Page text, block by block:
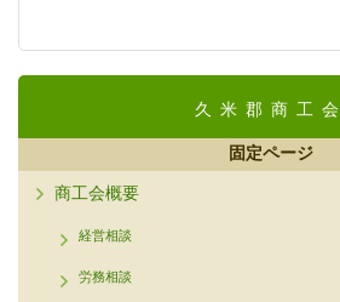
久米郡商工会
固定ページ
商工会概要
経営相談
労務相談